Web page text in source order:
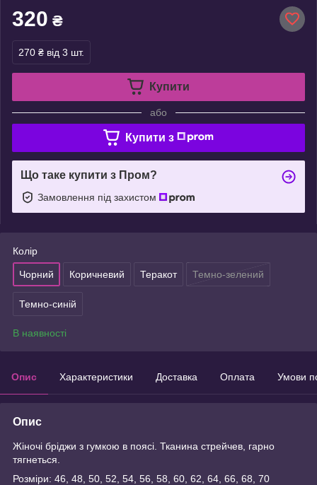
320 ₴
270 ₴ від 3 шт.
Купити
або
Купити з
Що таке купити з Пром?
Замовлення під захистом
Колір
Чорний Коричневий Теракот Темно-зелений
Темно-синій
В наявності
Опис Характеристики Доставка Оплата Умови
Опис
Жіночі бріджи з гумкою в поясі. Тканина стрейчев, гарно
тягнеться.
Розміри: 46, 48, 50, 52, 54, 56, 58, 60, 62, 64, 66, 68, 70